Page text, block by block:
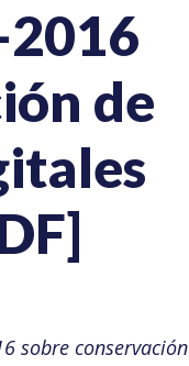
de
sobre conservación